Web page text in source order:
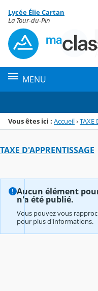
Menu de la rubrique
Contenu
Lycée Élie Cartan
La Tour-du-Pin
MENU
Vous êtes ici : Accueil›TAXE
TAXE D'APPRENTISSAGE
Aucun élément
n'a été publié.
Vous pouvez vous
pour plus d'informations.